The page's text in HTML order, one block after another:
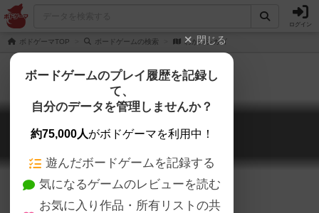
ログイン
ボドゲーマTOP ボードゲームの検索 わが街シカゴ
わが街シカゴ
My Kind of Town
閉じる
ボードゲームのプレイ履歴を記録し
て、
自分のデータを管理しませんか？
約75,000人がボドゲーマを利用中！
遊んだボードゲームを記録する
気になるゲームのレビューを読む
お気に入り作品・所有リストの共